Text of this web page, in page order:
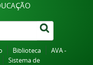
Legislação
Canais
Biblioteca
AVA -
Sistema de